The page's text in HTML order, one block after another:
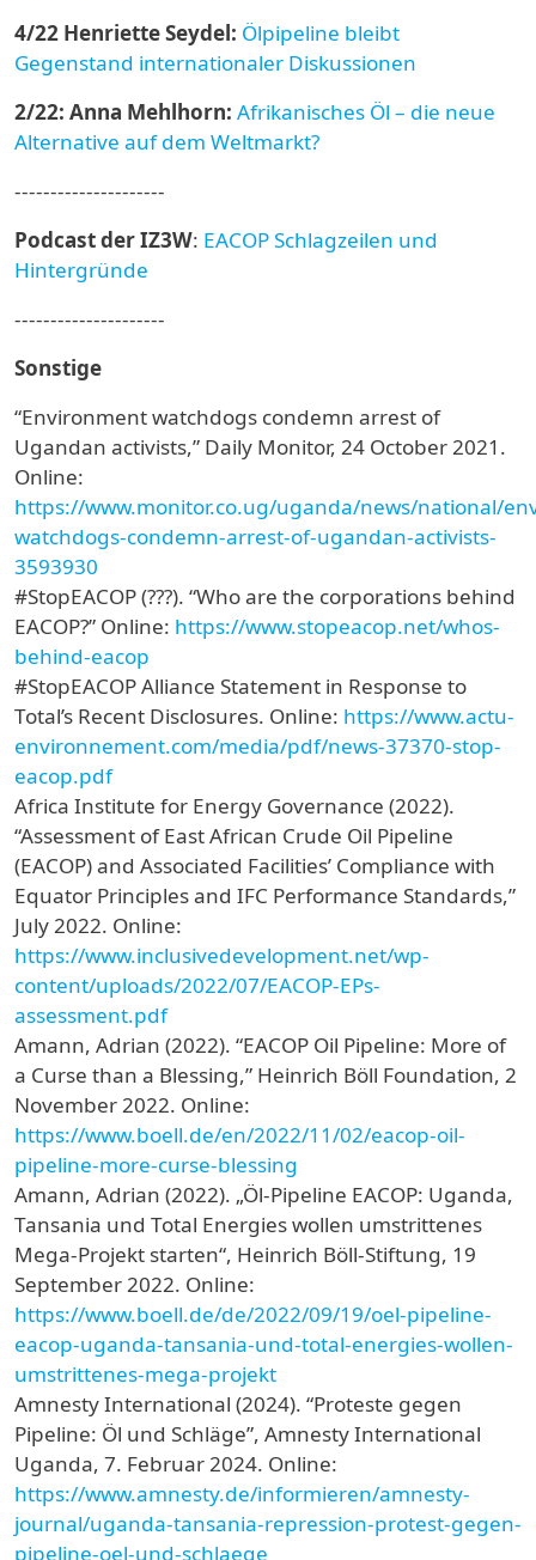
4/22 Henriette Seydel: Ölpipeline bleibt
Gegenstand internationaler Diskussionen
2/22: Anna Mehlhorn: Afrikanisches Öl – die neue
Alternative auf dem Weltmarkt?
---------------------
Podcast der IZ3W: EACOP Schlagzeilen und
Hintergründe
---------------------
Sonstige
“Environment watchdogs condemn arrest of
Ugandan activists,” Daily Monitor, 24 October 2021.
Online:
https://www.monitor.co.ug/uganda/news/national/
watchdogs-condemn-arrest-of-ugandan-activists-
3593930
#StopEACOP (???). “Who are the corporations behind
EACOP?” Online: https://www.stopeacop.net/whos-
behind-eacop
#StopEACOP Alliance Statement in Response to
Total’s Recent Disclosures. Online: https://www.actu-
environnement.com/media/pdf/news-37370-stop-
eacop.pdf
Africa Institute for Energy Governance (2022).
“Assessment of East African Crude Oil Pipeline
(EACOP) and Associated Facilities’ Compliance with
Equator Principles and IFC Performance Standards,”
July 2022. Online:
https://www.inclusivedevelopment.net/wp-
content/uploads/2022/07/EACOP-EPs-
assessment.pdf
Amann, Adrian (2022). “EACOP Oil Pipeline: More of
a Curse than a Blessing,” Heinrich Böll Foundation, 2
November 2022. Online:
https://www.boell.de/en/2022/11/02/eacop-oil-
pipeline-more-curse-blessing
Amann, Adrian (2022). „Öl-Pipeline EACOP: Uganda,
Tansania und Total Energies wollen umstrittenes
Mega-Projekt starten“, Heinrich Böll-Stiftung, 19
September 2022. Online:
https://www.boell.de/de/2022/09/19/oel-pipeline-
eacop-uganda-tansania-und-total-energies-wollen-
umstrittenes-mega-projekt
Amnesty International (2024). “Proteste gegen
Pipeline: Öl und Schläge”, Amnesty International
Uganda, 7. Februar 2024. Online:
https://www.amnesty.de/informieren/amnesty-
journal/uganda-tansania-repression-protest-gegen-
pipeline-oel-und-schlaege